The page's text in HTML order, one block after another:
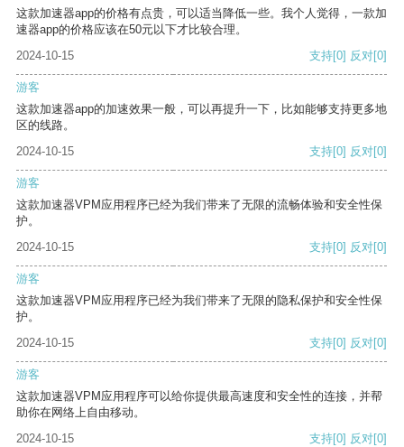
这款加速器app的价格有点贵，可以适当降低一些。我个人觉得，一款加
速器app的价格应该在50元以下才比较合理。
2024-10-15
支持[0] 反对[0]
游客
这款加速器app的加速效果一般，可以再提升一下，比如能够支持更多地
区的线路。
2024-10-15
支持[0] 反对[0]
游客
这款加速器VPM应用程序已经为我们带来了无限的流畅体验和安全性保
护。
2024-10-15
支持[0] 反对[0]
游客
这款加速器VPM应用程序已经为我们带来了无限的隐私保护和安全性保
护。
2024-10-15
支持[0] 反对[0]
游客
这款加速器VPM应用程序可以给你提供最高速度和安全性的连接，并帮
助你在网络上自由移动。
2024-10-15
支持[0] 反对[0]